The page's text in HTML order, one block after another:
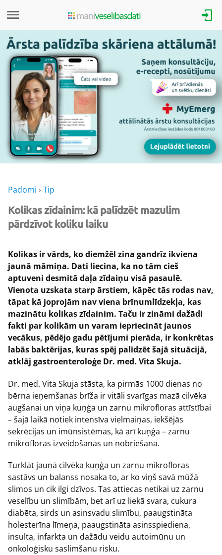
Padomi › Tip
Kolikas zīdainim: kā palīdzēt mazulim
pārdzīvot koliku laiku
Kolikas ir vārds, ko diemžēl zina gandrīz ikviena
jaunā māmiņa. Dati liecina, ka no tām cieš
aptuveni desmitā daļa zīdaiņu visā pasaulē.
Vienota uzskata starp ārstiem, kāpēc tās rodas nav,
tāpat kā joprojām nav viena brīnumlīdzekļa, kas
mazinātu kolikas zīdainim. Taču ir zināmi dažādi
fakti par kolikām un varam iepriecināt jaunos
vecākus, pēdējo gadu pētījumi pierāda, ir konkrētas
labās baktērijas, kuras spēj palīdzēt šajā situācijā,
atklāj gastroenteroloģe Dr. med. Vita Skuja.
Dr. med. Vita Skuja stāsta, ka pirmās 1000 dienas no
bērna ieņemšanas brīža ir vitāli svarīgas mazā cilvēka
augšanai un viņa kuņģa un zarnu mikrofloras attīstībai
– šajā laikā notiek intensīva vielmaiņas, iekšējās
sekrēcijas un imūnsistēmas, kā arī kuņģa – zarnu
mikrofloras izveidošanās un nobriešana.
Turklāt jaunā cilvēka kuņģa un zarnu mikrofloras
sastāvs un balanss nosaka to, ar ko viņš savā mūžā
slimos un cik ilgi dzīvos. Tas attiecas netikai uz zarnu
veselību un slimībām, bet arī uz liekā svara, cukura
diabēta, sirds un asinsvadu slimību, paaugstināta
holesterīna līmeņa, paaugstināta asinsspiediena,
insulta, infarkta un dažādu veidu autoimūnu un
onkoloģisku saslimšanu risku.